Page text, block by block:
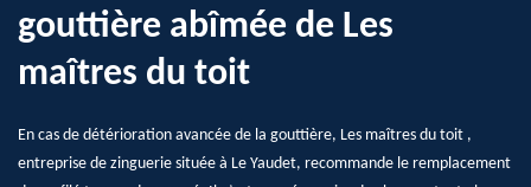
gouttière abîmée de Les
maîtres du toit
En cas de détérioration avancée de la gouttière, Les maîtres du toit ,
entreprise de zinguerie située à Le Yaudet, recommande le remplacement